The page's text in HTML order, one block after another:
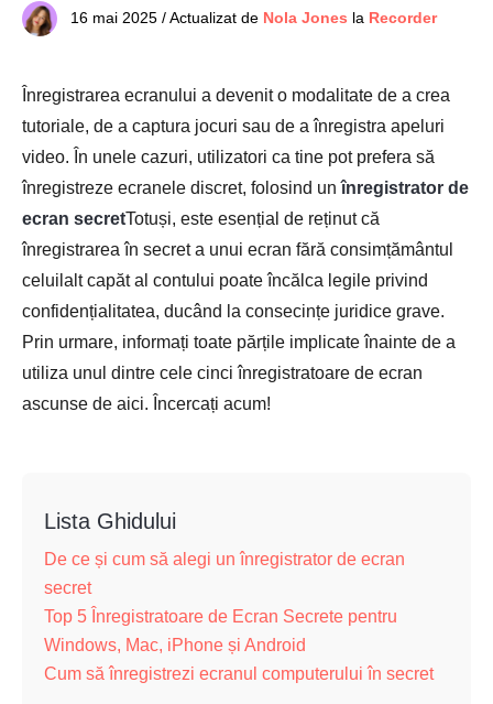
16 mai 2025 / Actualizat de Nola Jones la Recorder
Înregistrarea ecranului a devenit o modalitate de a crea
tutoriale, de a captura jocuri sau de a înregistra apeluri
video. În unele cazuri, utilizatori ca tine pot prefera să
înregistreze ecranele discret, folosind unînregistrator de
ecran secretTotuși, este esențial de reținut că
înregistrarea în secret a unui ecran fără consimțământul
celuilalt capăt al contului poate încălca legile privind
confidențialitatea, ducând la consecințe juridice grave.
Prin urmare, informați toate părțile implicate înainte de a
utiliza unul dintre cele cinci înregistratoare de ecran
ascunse de aici. Încercați acum!
Lista Ghidului
De ce și cum să alegi un înregistrator de ecran
secret
Top 5 Înregistratoare de Ecran Secrete pentru
Windows, Mac, iPhone și Android
Cum să înregistrezi ecranul computerului în secret